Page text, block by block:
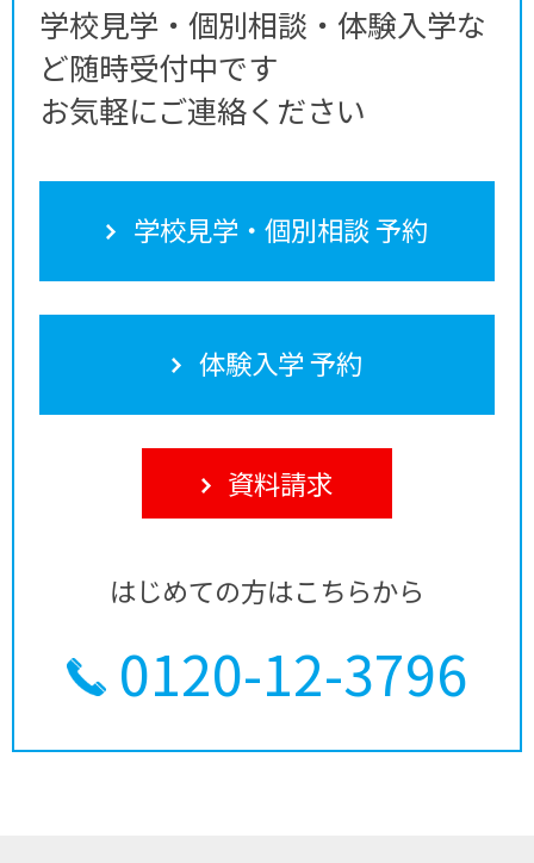
学校見学・個別相談・体験入学な
ど随時受付中です
お気軽にご連絡ください
学校見学・個別相談 予約
体験入学 予約
資料請求
はじめての方はこちらから
0120-12-3796